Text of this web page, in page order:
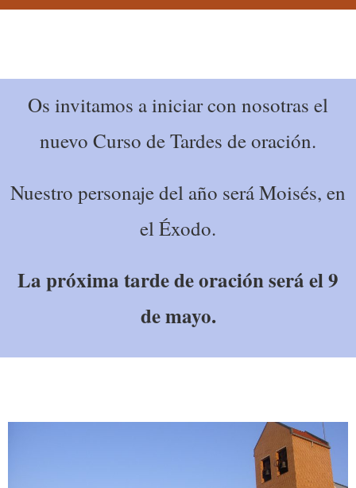
Os invitamos a iniciar con nosotras el
nuevo Curso de Tardes de oración.
Nuestro personaje del año será Moisés, en
el Éxodo.
La próxima tarde de oración será el 9
de mayo.